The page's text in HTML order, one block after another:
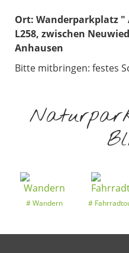
Ort: Wanderparkplatz "
L258, zwischen
Anhausen
Bitte mitbringen: festes
Wandern